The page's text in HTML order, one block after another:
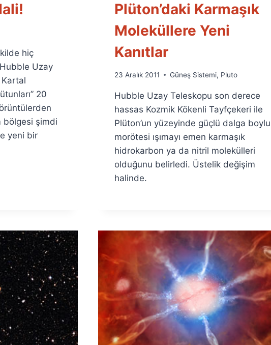
hiç
Uzay
20
bölgesi şimdi
yeni bir
Plüton’daki Karmaşık
Moleküllere Yeni
Kanıtlar
By
Fuat
Özyar
23 Aralık 2011 Güneş Sistemi, Pluto
Hubble Uzay Teleskopu son derece
hassas Kozmik Kökenli Tayfçekeri ile
Plüton’un yüzeyinde güçlü dalga boylu
morötesi ışımayı emen karmaşık
hidrokarbon ya da nitril molekülleri
olduğunu belirledi. Üstelik değişim
halinde.